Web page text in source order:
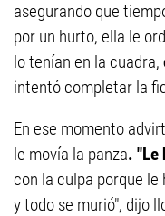
asegurando que
por un hurto, ella le
lo tenían en la cuadra,
intentó completar la
En ese momento
le movía la panza. "Le
con la culpa porque le
y todo se murió", dijo